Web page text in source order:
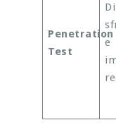
Penetration
Test
e